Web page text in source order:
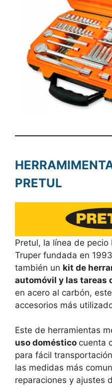
PRETUL
Pretul, la línea de
Truper fundada en
también un kit de
automóvil y las tareas
en acero al carbón,
accesorios más
Este de herramientas
uso doméstico cuenta
para fácil
las medidas más
reparaciones y ajustes